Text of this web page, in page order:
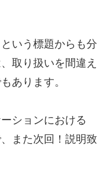
いう標題からも分
取り扱いを間違え
あります。
ションにおける
また次回！説明致